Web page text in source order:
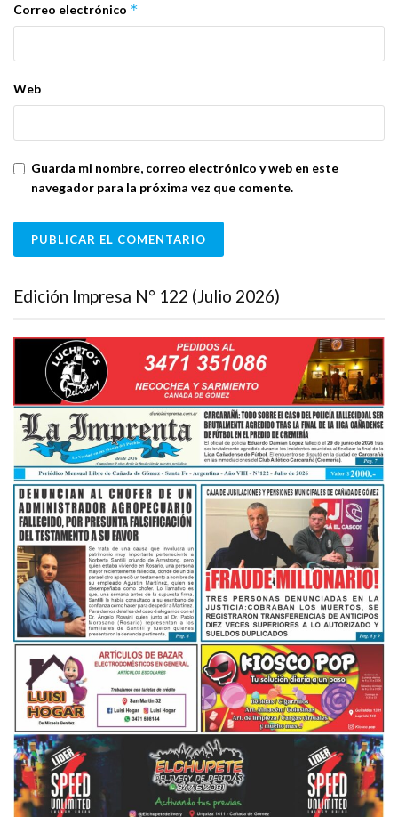
Correo electrónico *
Web
Guarda mi nombre, correo electrónico y web en este
navegador para la próxima vez que comente.
Edición Impresa N° 122 (Julio 2026)